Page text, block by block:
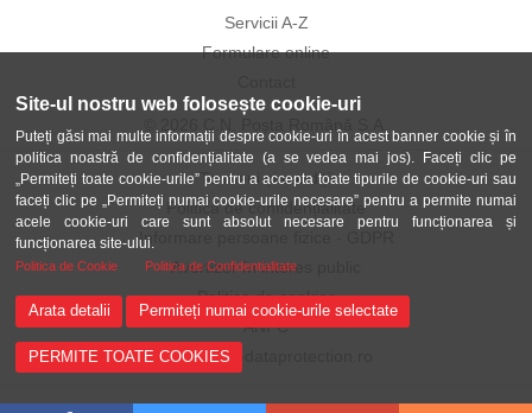
Site-ul nostru web folosește cookie-uri
Puteți găsi mai multe informații despre cookie-uri în acest banner cookie și în
politica noastră de confidențialitate (a se vedea mai jos). Faceți clic pe
„Permiteți toate cookie-urile” pentru a accepta toate tipurile de cookie-uri sau
faceți clic pe „Permiteți numai cookie-urile necesare” pentru a permite numai
acele cookie-uri care sunt absolut necesare pentru funcționarea și
funcționarea site-ului.
Politica de Cookie Politica de Confidentialitate
Arata detalii Permiteți numai cookie-urile selectate
PERMITE TOATE COOKIES
Servicii A-Z
Formulare online
Termeni și condiții
Politica de confidențialitate
Informare persoane fizice - GDPR
Avertizor în interes public
Politica de cookies
ANPC
ANSPDCP-dataprotection.ro